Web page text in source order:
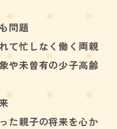
問題
て忙しなく働く両親
や未曽有の少子高齢
た親子の将来を心か